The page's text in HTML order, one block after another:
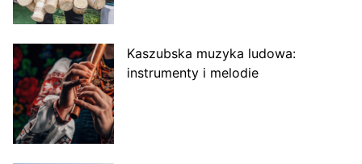
Kaszubska muzyka ludowa:
instrumenty i melodie